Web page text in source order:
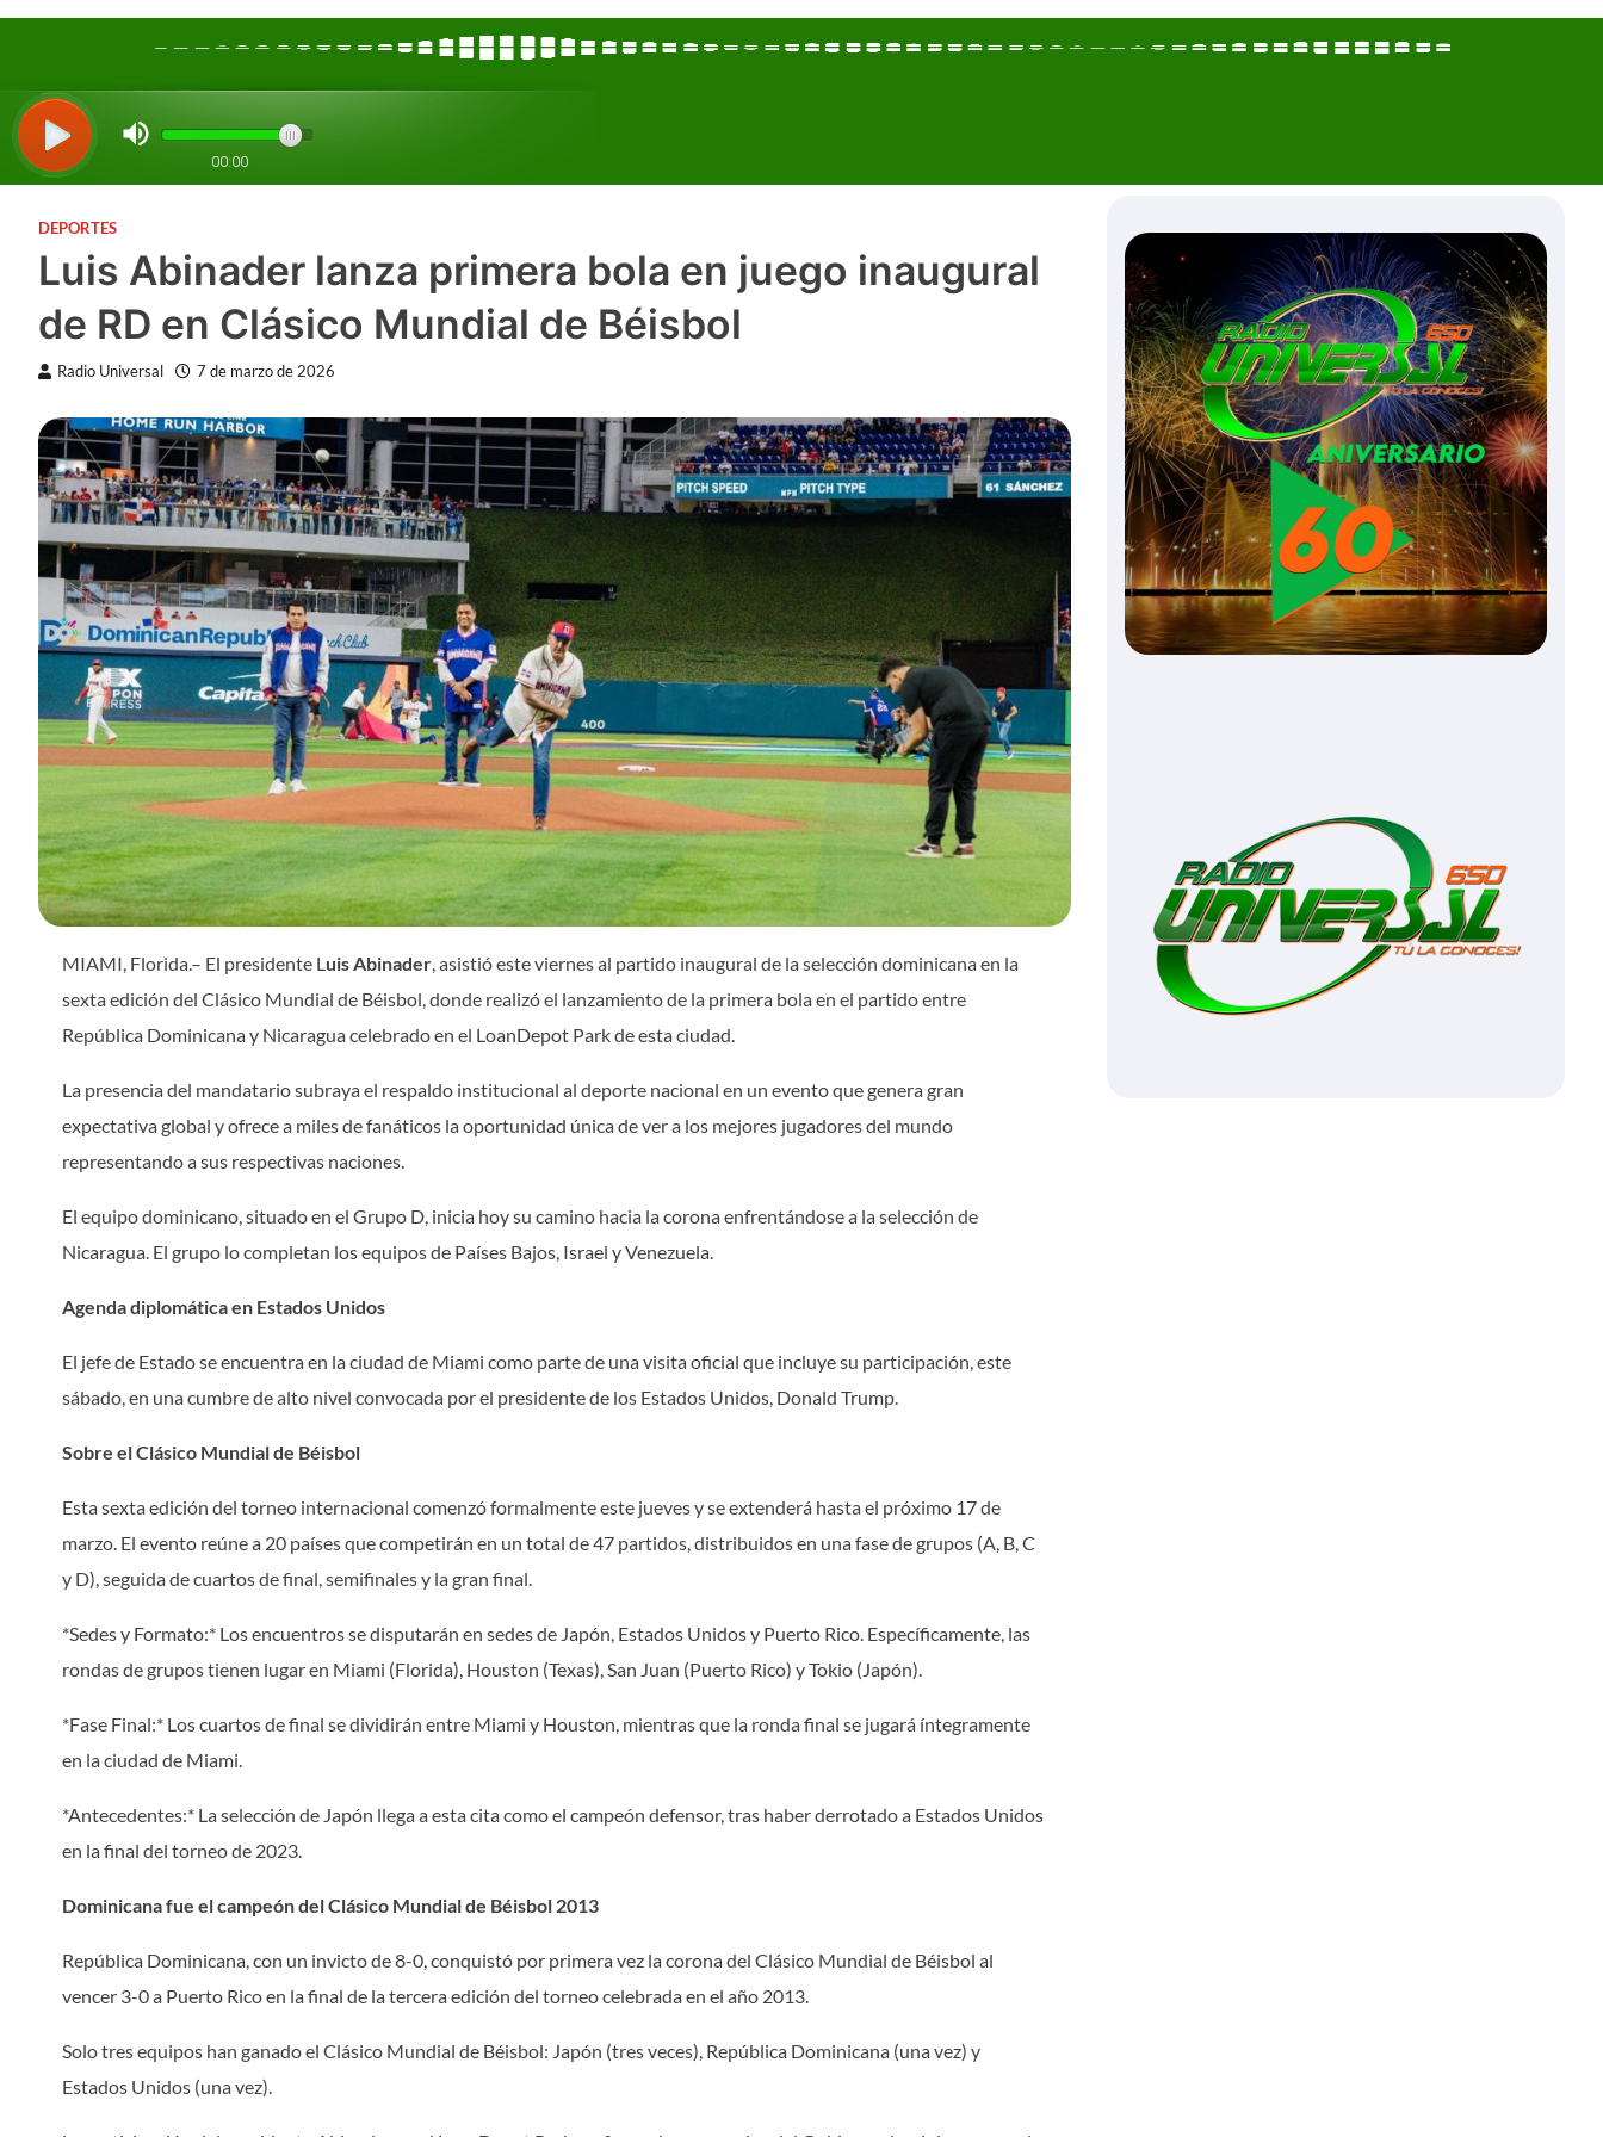
DEPORTES
Luis Abinader lanza primera bola en juego inaugural
de RD en Clásico Mundial de Béisbol
Radio Universal 7 de marzo de 2026
MIAMI, Florida.– El presidente Luis Abinader, asistió este viernes al partido inaugural de la selección dominicana en la
sexta edición del Clásico Mundial de Béisbol, donde realizó el lanzamiento de la primera bola en el partido entre
República Dominicana y Nicaragua celebrado en el LoanDepot Park de esta ciudad.
La presencia del mandatario subraya el respaldo institucional al deporte nacional en un evento que genera gran
expectativa global y ofrece a miles de fanáticos la oportunidad única de ver a los mejores jugadores del mundo
representando a sus respectivas naciones.
El equipo dominicano, situado en el Grupo D, inicia hoy su camino hacia la corona enfrentándose a la selección de
Nicaragua. El grupo lo completan los equipos de Países Bajos, Israel y Venezuela.
Agenda diplomática en Estados Unidos
El jefe de Estado se encuentra en la ciudad de Miami como parte de una visita oficial que incluye su participación, este
sábado, en una cumbre de alto nivel convocada por el presidente de los Estados Unidos, Donald Trump.
Sobre el Clásico Mundial de Béisbol
Esta sexta edición del torneo internacional comenzó formalmente este jueves y se extenderá hasta el próximo 17 de
marzo. El evento reúne a 20 países que competirán en un total de 47 partidos, distribuidos en una fase de grupos (A, B, C
y D), seguida de cuartos de final, semifinales y la gran final.
*Sedes y Formato:* Los encuentros se disputarán en sedes de Japón, Estados Unidos y Puerto Rico. Específicamente, las
rondas de grupos tienen lugar en Miami (Florida), Houston (Texas), San Juan (Puerto Rico) y Tokio (Japón).
*Fase Final:* Los cuartos de final se dividirán entre Miami y Houston, mientras que la ronda final se jugará íntegramente
en la ciudad de Miami.
*Antecedentes:* La selección de Japón llega a esta cita como el campeón defensor, tras haber derrotado a Estados Unidos
en la final del torneo de 2023.
Dominicana fue el campeón del Clásico Mundial de Béisbol 2013
República Dominicana, con un invicto de 8-0, conquistó por primera vez la corona del Clásico Mundial de Béisbol al
vencer 3-0 a Puerto Rico en la final de la tercera edición del torneo celebrada en el año 2013.
Solo tres equipos han ganado el Clásico Mundial de Béisbol: Japón (tres veces), República Dominicana (una vez) y
Estados Unidos (una vez).